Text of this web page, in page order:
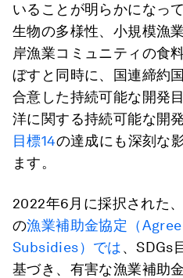
いることが明らかになっ
生物の多様性、小規模漁
岸漁業コミュニティの食
ぼすと同時に、国連締約
合意した持続可能な開発
洋に関する持続可能な開
目標14の達成にも深刻な
ます。
2022年6月に採択された
の漁業補助金協定（
Subsidies）では、SDGs
基づき、有害な漁業補助